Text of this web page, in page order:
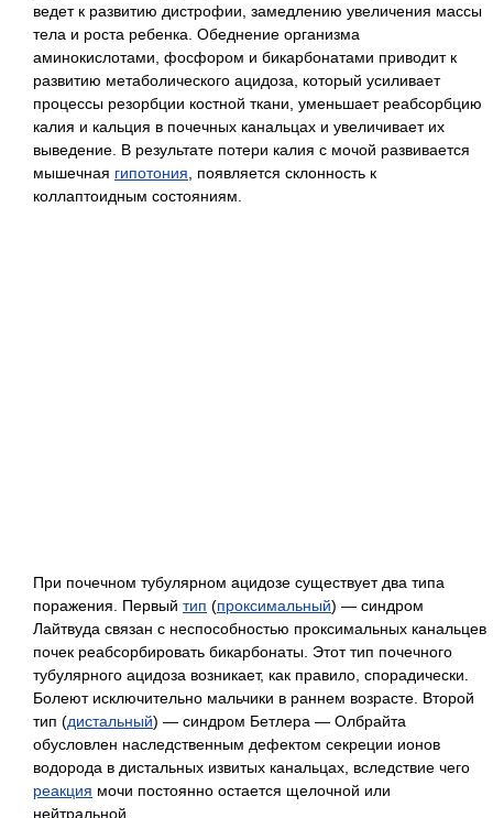
ведет к развитию дистрофии, замедлению увеличения массы
тела и роста ребенка. Обеднение организма
аминокислотами, фосфором и бикарбонатами приводит к
развитию метаболического ацидоза, который усиливает
процессы резорбции костной ткани, уменьшает реабсорбцию
калия и кальция в почечных канальцах и увеличивает их
выведение. В результате потери калия с мочой развивается
мышечная гипотония , появляется склонность к
коллаптоидным состояниям.
При почечном тубулярном ацидозе существует два типа
поражения. Первый тип (проксимальный) — синдром
Лайтвуда связан с неспособностью проксимальных канальцев
почек реабсорбировать бикарбонаты. Этот тип почечного
тубулярного ацидоза возникает, как правило, спорадически.
Болеют исключительно мальчики в раннем возрасте. Второй
тип (дистальный) — синдром Бетлера — Олбрайта
обусловлен наследственным дефектом секреции ионов
водорода в дистальных извитых канальцах, вследствие чего
реакция мочи постоянно остается щелочной или
нейтральной.